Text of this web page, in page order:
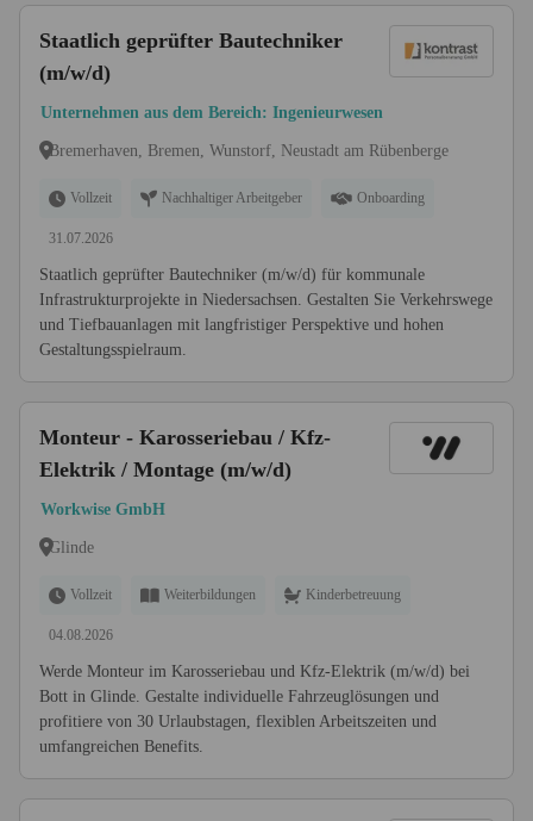
Staatlich geprüfter Bautechniker
(m/w/d)
Unternehmen aus dem Bereich: Ingenieurwesen
Bremerhaven, Bremen, Wunstorf, Neustadt am Rübenberge
Vollzeit Nachhaltiger Arbeitgeber Onboarding
31.07.2026
Staatlich geprüfter Bautechniker (m/w/d) für kommunale
Infrastrukturprojekte in Niedersachsen. Gestalten Sie Verkehrswege
und Tiefbauanlagen mit langfristiger Perspektive und hohen
Gestaltungsspielraum.
Monteur - Karosseriebau / Kfz-
Elektrik / Montage (m/w/d)
Workwise GmbH
Glinde
Vollzeit Weiterbildungen Kinderbetreuung
04.08.2026
Werde Monteur im Karosseriebau und Kfz-Elektrik (m/w/d) bei
Bott in Glinde. Gestalte individuelle Fahrzeuglösungen und
profitiere von 30 Urlaubstagen, flexiblen Arbeitszeiten und
umfangreichen Benefits.